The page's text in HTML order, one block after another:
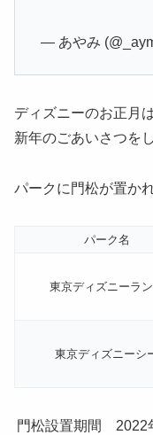
— あやみ
ディズニーのお正月
新年のごあいさつを
パークに門松が置か
パーク名
東京ディズニーラ
東京ディズニーシ
門松設置期間 2022